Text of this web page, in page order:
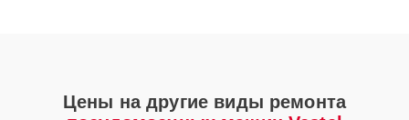
Цены на другие виды ремонта